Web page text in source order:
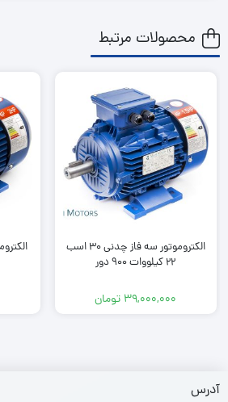
محصولات مرتبط
الکتروموتور سه فاز چدنی 30 اسب
22 کیلووات 900 دور
39,000,000 تومان
آدرس